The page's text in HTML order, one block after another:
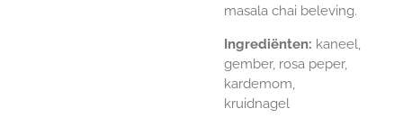
masala chai beleving.
Ingrediënten: kaneel,
gember, rosa peper,
kardemom,
kruidnagel